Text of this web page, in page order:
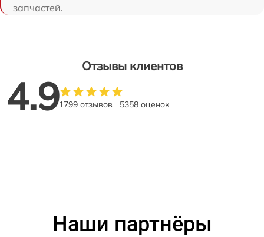
запчастей.
Отзывы клиентов
4.91799 отзывов 5358 оценок
Наши партнёры